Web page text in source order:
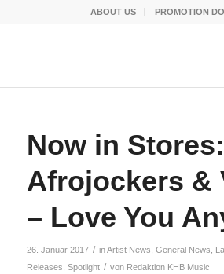
ABOUT US PROMOTION
Now in Stores:
Afrojockers &
– Love You
26. Januar 2017 / inArtist News General News
Releases Spotlight / von Redaktion KHB Music